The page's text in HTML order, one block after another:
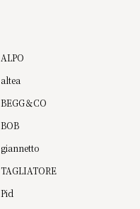
ALPO
altea
BEGG＆CO
BOB
giannetto
TAGLIATORE
Pid